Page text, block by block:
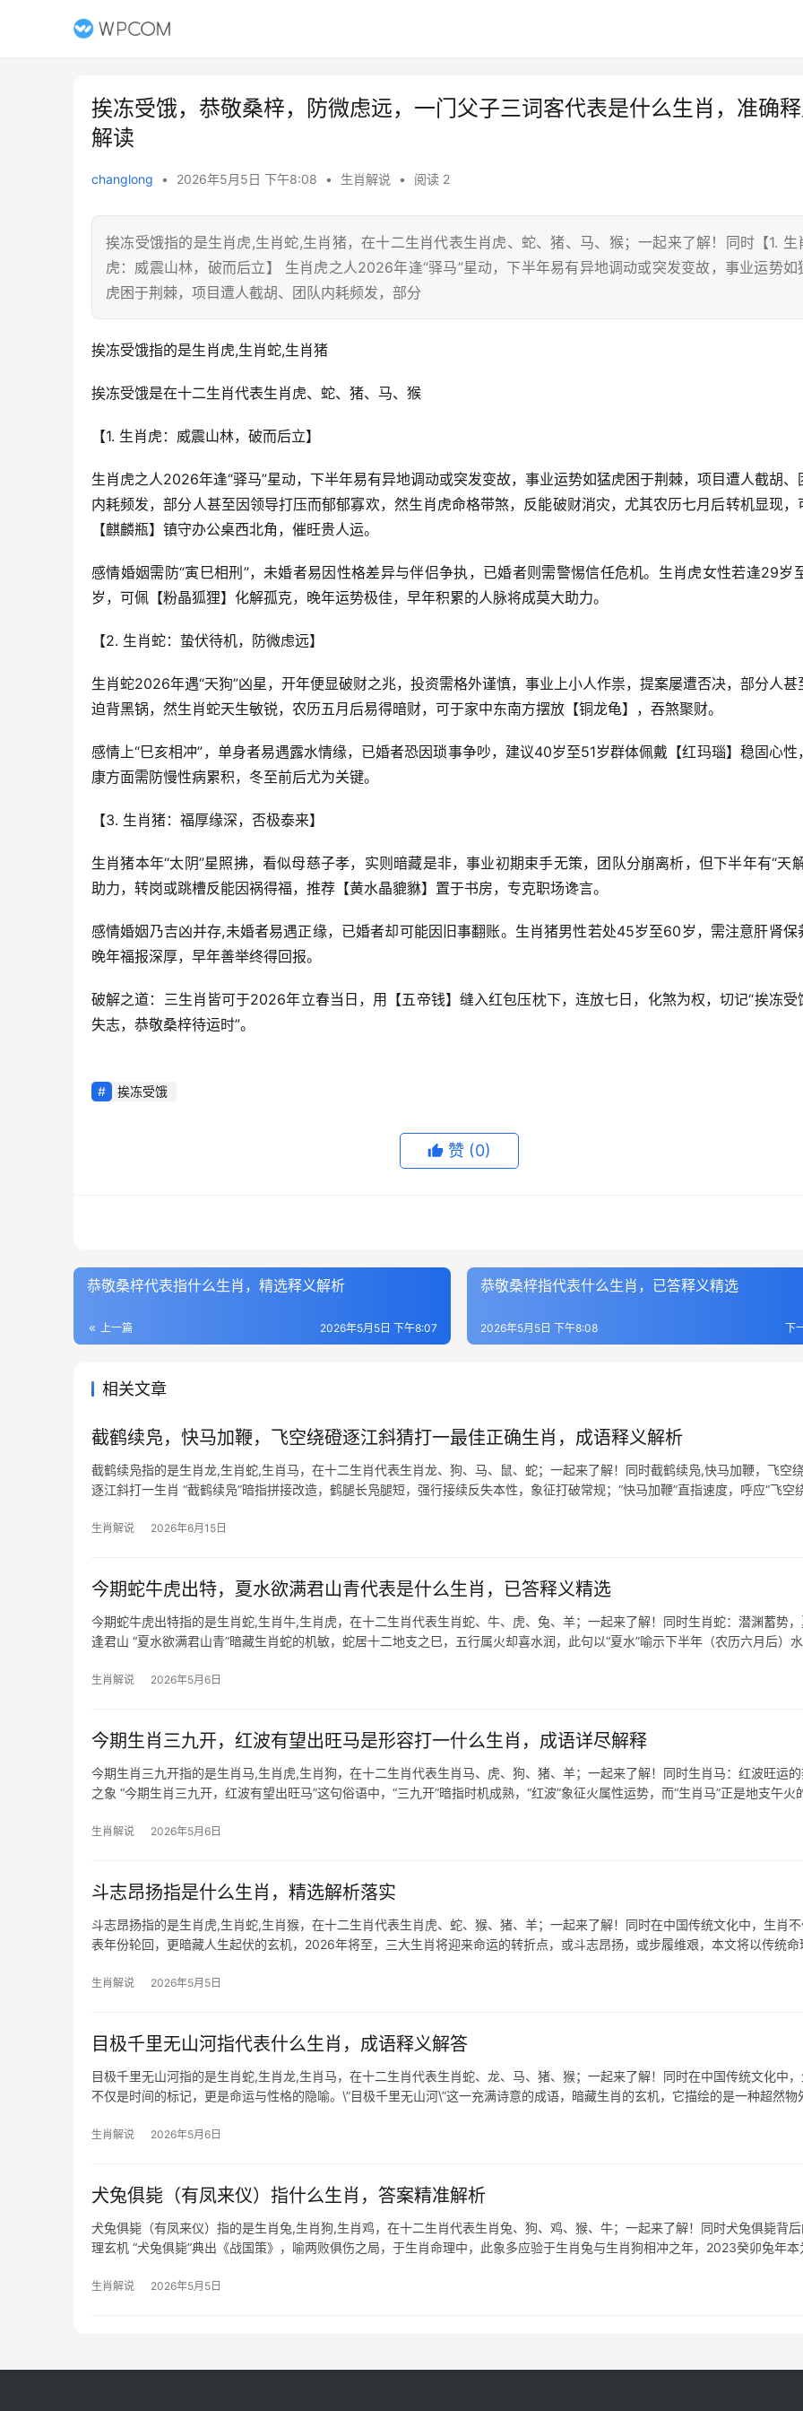
挨冻受饿，恭敬桑梓，防微虑远，一门父子三词客代表是什么生肖，准确
解读
changlong • 2026年5月5日 下午8:08 • 生肖解说 • 阅读 2
挨冻受饿指的是生肖虎,生肖蛇,生肖猪，在十二生肖代表生肖虎、蛇、猪、马、猴；一起来了解！同时【1. 生
虎：威震山林，破而后立】 生肖虎之人2026年逢“驿马”星动，下半年易有异地调动或突发变故，事业运势如
虎困于荆棘，项目遭人截胡、团队内耗频发，部分
挨冻受饿指的是生肖虎,生肖蛇,生肖猪
挨冻受饿是在十二生肖代表生肖虎、蛇、猪、马、猴
【1. 生肖虎：威震山林，破而后立】
生肖虎之人2026年逢“驿马”星动，下半年易有异地调动或突发变故，事业运势如猛虎困于荆棘，项目遭人截胡、
内耗频发，部分人甚至因领导打压而郁郁寡欢，然生肖虎命格带煞，反能破财消灾，尤其农历七月后转机显现，
【麒麟瓶】镇守办公桌西北角，催旺贵人运。
感情婚姻需防“寅巳相刑”，未婚者易因性格差异与伴侣争执，已婚者则需警惕信任危机。生肖虎女性若逢29岁
岁，可佩【粉晶狐狸】化解孤克，晚年运势极佳，早年积累的人脉将成莫大助力。
【2. 生肖蛇：蛰伏待机，防微虑远】
生肖蛇2026年遇“天狗”凶星，开年便显破财之兆，投资需格外谨慎，事业上小人作祟，提案屡遭否决，部分人甚
迫背黑锅，然生肖蛇天生敏锐，农历五月后易得暗财，可于家中东南方摆放【铜龙龟】，吞煞聚财。
感情上“巳亥相冲”，单身者易遇露水情缘，已婚者恐因琐事争吵，建议40岁至51岁群体佩戴【红玛瑙】稳固心性
康方面需防慢性病累积，冬至前后尤为关键。
【3. 生肖猪：福厚缘深，否极泰来】
生肖猪本年“太阴”星照拂，看似母慈子孝，实则暗藏是非，事业初期束手无策，团队分崩离析，但下半年有“天
助力，转岗或跳槽反能因祸得福，推荐【黄水晶貔貅】置于书房，专克职场谗言。
感情婚姻乃吉凶并存,未婚者易遇正缘，已婚者却可能因旧事翻账。生肖猪男性若处45岁至60岁，需注意肝肾保
晚年福报深厚，早年善举终得回报。
破解之道：三生肖皆可于2026年立春当日，用【五帝钱】缝入红包压枕下，连放七日，化煞为权，切记“挨冻受
失志，恭敬桑梓待运时”。
挨冻受饿
赞 (0)
恭敬桑梓代表指什么生肖，精选释义解析
上一篇 2026年5月5日 下午8:07
恭敬桑梓指代表什么生肖，已答释义精选
下
2026年5月5日 下午8:08
相关文章
截鹤续凫，快马加鞭，飞空绕磴逐江斜猜打一最佳正确生肖，成语释义解析
截鹤续凫指的是生肖龙,生肖蛇,生肖马，在十二生肖代表生肖龙、狗、马、鼠、蛇；一起来了解！同时截鹤续凫,快马加鞭，飞空
逐江斜打一生肖 “截鹤续凫”暗指拼接改造，鹤腿长凫腿短，强行接续反失本性，象征打破常规；“快马加鞭”直指速度，呼应“飞空绕
生肖解说 2026年6月15日
今期蛇牛虎出特，夏水欲满君山青代表是什么生肖，已答释义精选
今期蛇牛虎出特指的是生肖蛇,生肖牛,生肖虎，在十二生肖代表生肖蛇、牛、虎、兔、羊；一起来了解！同时生肖蛇：潜渊蓄势
逢君山 “夏水欲满君山青”暗藏生肖蛇的机敏，蛇居十二地支之巳，五行属火却喜水润，此句以“夏水”喻示下半年（农历六月后）
生肖解说 2026年5月6日
今期生肖三九开，红波有望出旺马是形容打一什么生肖，成语详尽解释
今期生肖三九开指的是生肖马,生肖虎,生肖狗，在十二生肖代表生肖马、虎、狗、猪、羊；一起来了解！同时生肖马：红波旺运
之象 “今期生肖三九开，红波有望出旺马”这句俗语中，“三九开”暗指时机成熟，“红波”象征火属性运势，而“生肖马”正是地支午火
生肖解说 2026年5月6日
斗志昂扬指是什么生肖，精选解析落实
斗志昂扬指的是生肖虎,生肖蛇,生肖猴，在十二生肖代表生肖虎、蛇、猴、猪、羊；一起来了解！同时在中国传统文化中，生肖
表年份轮回，更暗藏人生起伏的玄机，2026年将至，三大生肖将迎来命运的转折点，或斗志昂扬，或步履维艰，本文将以传统命
生肖解说 2026年5月5日
目极千里无山河指代表什么生肖，成语释义解答
目极千里无山河指的是生肖蛇,生肖龙,生肖马，在十二生肖代表生肖蛇、龙、马、猪、猴；一起来了解！同时在中国传统文化中，
不仅是时间的标记，更是命运与性格的隐喻。\”目极千里无山河\”这一充满诗意的成语，暗藏生肖的玄机，它描绘的是一种超然物
生肖解说 2026年5月6日
犬兔俱毙（有凤来仪）指什么生肖，答案精准解析
犬兔俱毙（有凤来仪）指的是生肖兔,生肖狗,生肖鸡，在十二生肖代表生肖兔、狗、鸡、猴、牛；一起来了解！同时犬兔俱毙背
理玄机 “犬兔俱毙”典出《战国策》，喻两败俱伤之局，于生肖命理中，此象多应验于生肖兔与生肖狗相冲之年，2023癸卯兔年本
生肖解说 2026年5月5日